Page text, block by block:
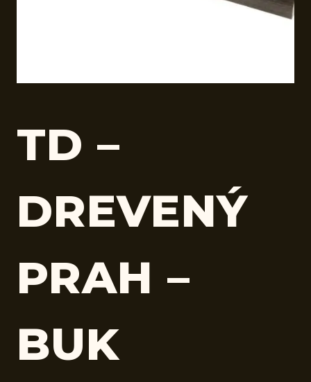
TD –
DREVENÝ
PRAH –
BUK